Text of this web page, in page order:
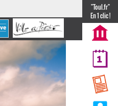
"Toul.fr"
En 1 clic !